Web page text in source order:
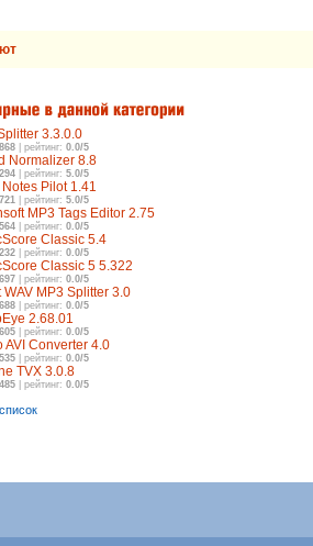
3.3.0.0
| рейтинг: 0.0/5
Normalizer 8.8
| рейтинг: 5.0/5
Pilot 1.41
| рейтинг: 5.0/5
MP3 Tags Editor 2.75
| рейтинг: 0.0/5
Classic 5.4
| рейтинг: 0.0/5
Classic 5 5.322
| рейтинг: 0.0/5
WAV MP3 Splitter 3.0
| рейтинг: 0.0/5
2.68.01
| рейтинг: 0.0/5
AVI Converter 4.0
| рейтинг: 0.0/5
TVX 3.0.8
| рейтинг: 0.0/5